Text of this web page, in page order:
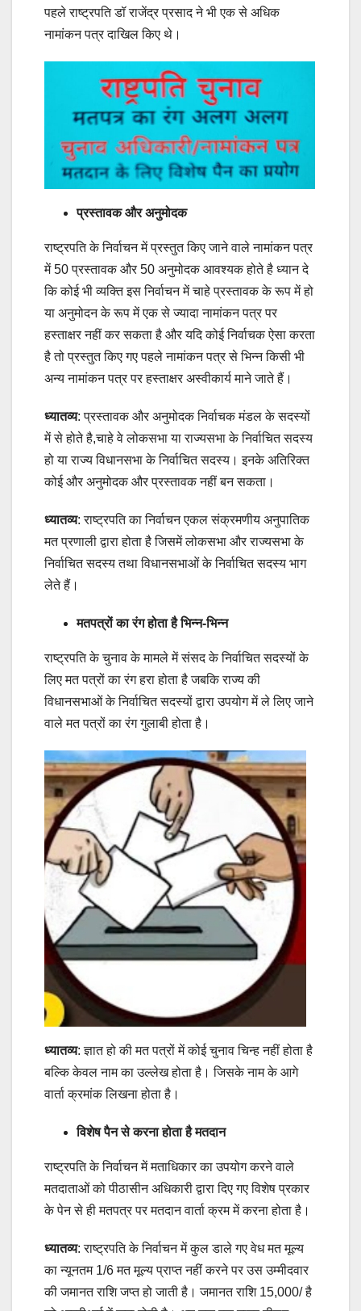
पहले राष्ट्रपति डॉ राजेंद्र प्रसाद ने भी एक से अधिक
नामांकन पत्र दाखिल किए थे।
प्रस्तावक और अनुमोदक
राष्ट्रपति के निर्वाचन में प्रस्तुत किए जाने वाले नामांकन पत्र
में 50 प्रस्तावक और 50 अनुमोदक आवश्यक होते है ध्यान दे
कि कोई भी व्यक्ति इस निर्वाचन में चाहे प्रस्तावक के रूप में हो
या अनुमोदन के रूप में एक से ज्यादा नामांकन पत्र पर
हस्ताक्षर नहीं कर सकता है और यदि कोई निर्वाचक ऐसा करता
है तो प्रस्तुत किए गए पहले नामांकन पत्र से भिन्न किसी भी
अन्य नामांकन पत्र पर हस्ताक्षर अस्वीकार्य माने जाते हैं।
ध्यातव्य: प्रस्तावक और अनुमोदक निर्वाचक मंडल के सदस्यों
में से होते है,चाहे वे लोकसभा या राज्यसभा के निर्वाचित सदस्य
हो या राज्य विधानसभा के निर्वाचित सदस्य। इनके अतिरिक्त
कोई और अनुमोदक और प्रस्तावक नहीं बन सकता।
ध्यातव्य: राष्ट्रपति का निर्वाचन एकल संक्रमणीय अनुपातिक
मत प्रणाली द्वारा होता है जिसमें लोकसभा और राज्यसभा के
निर्वाचित सदस्य तथा विधानसभाओं के निर्वाचित सदस्य भाग
लेते हैं।
मतपत्रों का रंग होता है भिन्न-भिन्न
राष्ट्रपति के चुनाव के मामले में संसद के निर्वाचित सदस्यों के
लिए मत पत्रों का रंग हरा होता है जबकि राज्य की
विधानसभाओं के निर्वाचित सदस्यों द्वारा उपयोग में ले लिए जाने
वाले मत पत्रों का रंग गुलाबी होता है।
ध्यातव्य: ज्ञात हो की मत पत्रों में कोई चुनाव चिन्ह नहीं होता है
बल्कि केवल नाम का उल्लेख होता है। जिसके नाम के आगे
वार्ता क्रमांक लिखना होता है।
विशेष पैन से करना होता है मतदान
राष्ट्रपति के निर्वाचन में मताधिकार का उपयोग करने वाले
मतदाताओं को पीठासीन अधिकारी द्वारा दिए गए विशेष प्रकार
के पेन से ही मतपत्र पर मतदान वार्ता क्रम में करना होता है।
ध्यातव्य: राष्ट्रपति के निर्वाचन में कुल डाले गए वेध मत मूल्य
का न्यूनतम 1/6 मत मूल्य प्राप्त नहीं करने पर उस उम्मीदवार
की जमानत राशि जप्त हो जाती है। जमानत राशि 15,000/ है